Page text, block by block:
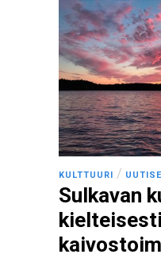
KULTTUURI /
Sulkavan
kielteisesti